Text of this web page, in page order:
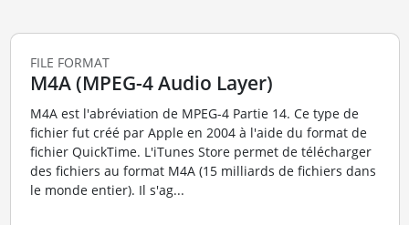
FILE FORMAT
M4A (MPEG-4 Audio Layer)
M4A est l'abréviation de MPEG-4 Partie 14. Ce type de
fichier fut créé par Apple en 2004 à l'aide du format de
fichier QuickTime. L'iTunes Store permet de télécharger
des fichiers au format M4A (15 milliards de fichiers dans
le monde entier). Il s'ag...